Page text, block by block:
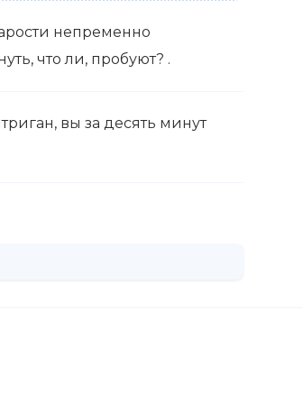
непременно
что ли, пробуют? .
вы за десять минут